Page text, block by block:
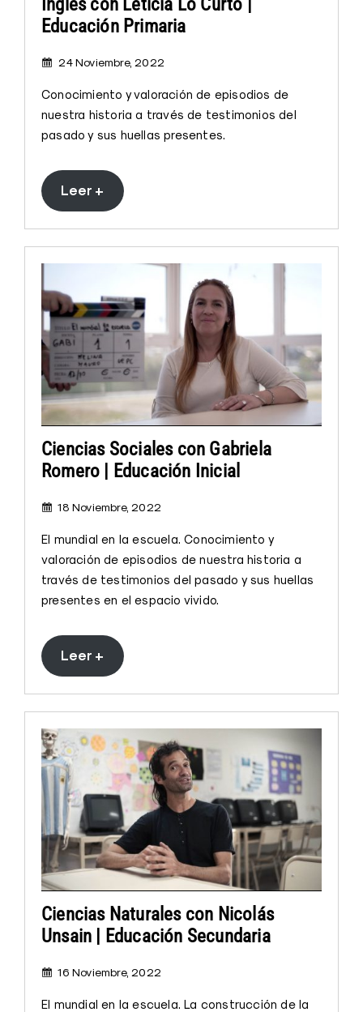
Educación Primaria
24 Noviembre, 2022
Conocimiento y valoración de episodios de
nuestra historia a través de testimonios del
pasado y sus huellas presentes.
Leer +
Ciencias Sociales con Gabriela
Romero | Educación Inicial
18 Noviembre, 2022
El mundial en la escuela. Conocimiento y
valoración de episodios de nuestra historia a
través de testimonios del pasado y sus huellas
presentes en el espacio vivido.
Leer +
Ciencias Naturales con Nicolás
Unsain | Educación Secundaria
16 Noviembre, 2022
El mundial en la escuela. La construcción de la